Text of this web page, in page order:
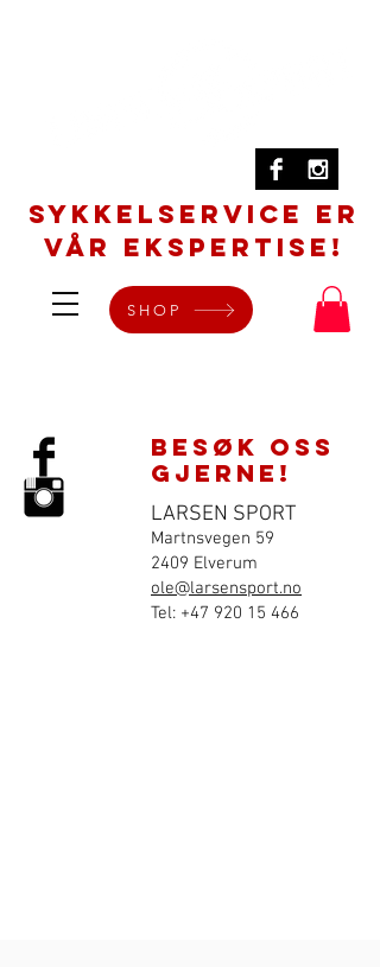
SYKKELSERVICE er
vår ekspertise!
SHOP
BESØK OSS
GJERNE!
LARSEN SPORT
Martnsvegen 59
2409 Elverum
ole@larsensport.no
Tel: +47 920 15 466